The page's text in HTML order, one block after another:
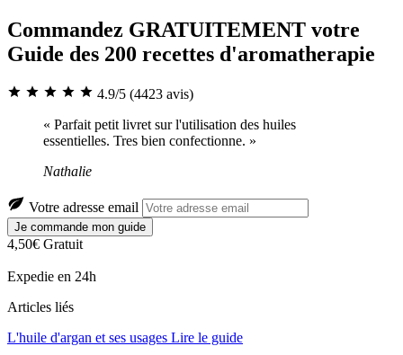
Commandez GRATUITEMENT votre
Guide des 200 recettes d'aromatherapie
4.9/5 (4423 avis)
« Parfait petit livret sur l'utilisation des huiles
essentielles. Tres bien confectionne. »
Nathalie
Votre adresse email
Je commande mon guide
4,50€ Gratuit
Expedie en 24h
Articles liés
L'huile d'argan et ses usages Lire le guide